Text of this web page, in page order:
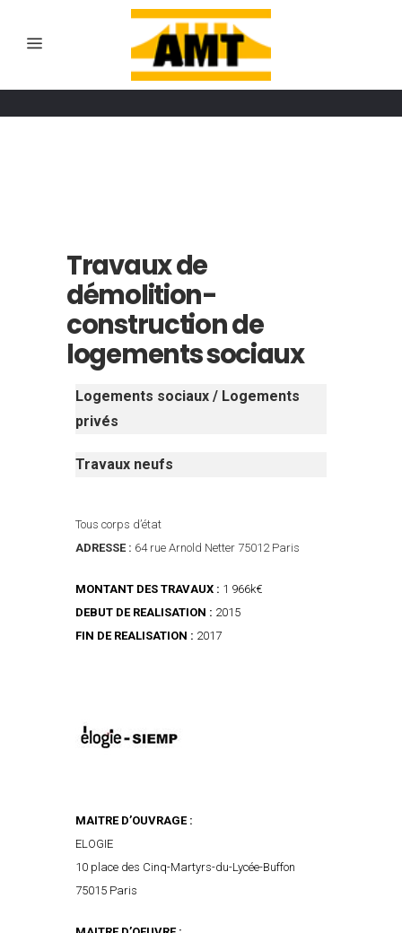
Travaux de
démolition-
construction de
logements sociaux
Logements sociaux / Logements
privés
Travaux neufs
Tous corps d’état
ADRESSE : 64 rue Arnold Netter 75012 Paris
MONTANT DES TRAVAUX : 1 966k€
DEBUT DE REALISATION : 2015
FIN DE REALISATION : 2017
MAITRE D’OUVRAGE :
ELOGIE
10 place des Cinq-Martyrs-du-Lycée-Buffon
75015 Paris